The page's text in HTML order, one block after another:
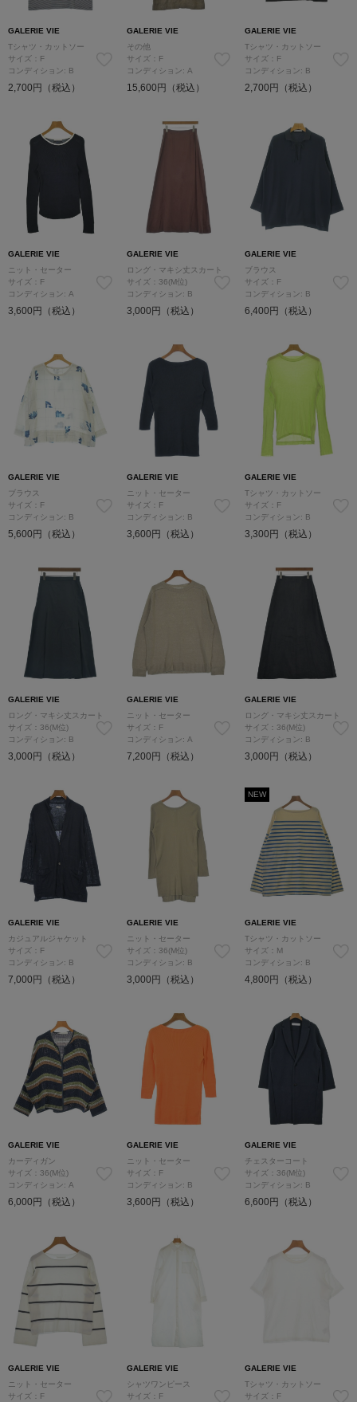
GALERIE VIE
Tシャツ・カットソー
サイズ：F
コンディション: B
2,700円（税込）
GALERIE VIE
その他
サイズ：F
コンディション: A
15,600円（税込）
GALERIE VIE
Tシャツ・カットソー
サイズ：F
コンディション: B
2,700円（税込）
GALERIE VIE
ニット・セーター
サイズ：F
コンディション: A
3,600円（税込）
GALERIE VIE
ロング・マキシ丈スカート
サイズ：36(M位)
コンディション: B
3,000円（税込）
GALERIE VIE
ブラウス
サイズ：F
コンディション: B
6,400円（税込）
GALERIE VIE
ブラウス
サイズ：F
コンディション: B
5,600円（税込）
GALERIE VIE
ニット・セーター
サイズ：F
コンディション: B
3,600円（税込）
GALERIE VIE
Tシャツ・カットソー
サイズ：F
コンディション: B
3,300円（税込）
GALERIE VIE
ロング・マキシ丈スカート
サイズ：36(M位)
コンディション: B
3,000円（税込）
GALERIE VIE
ニット・セーター
サイズ：F
コンディション: A
7,200円（税込）
GALERIE VIE
ロング・マキシ丈スカート
サイズ：36(M位)
コンディション: B
3,000円（税込）
GALERIE VIE
カジュアルジャケット
サイズ：F
コンディション: B
7,000円（税込）
GALERIE VIE
ニット・セーター
サイズ：36(M位)
コンディション: B
3,000円（税込）
NEW
GALERIE VIE
Tシャツ・カットソー
サイズ：M
コンディション: B
4,800円（税込）
GALERIE VIE
カーディガン
サイズ：36(M位)
コンディション: A
6,000円（税込）
GALERIE VIE
ニット・セーター
サイズ：F
コンディション: B
3,600円（税込）
GALERIE VIE
チェスターコート
サイズ：36(M位)
コンディション: B
6,600円（税込）
GALERIE VIE
ニット・セーター
サイズ：F
GALERIE VIE
シャツワンピース
サイズ：F
GALERIE VIE
Tシャツ・カットソー
サイズ：F